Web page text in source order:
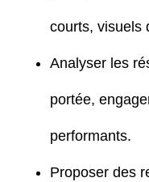
courts, visuels
Analyser les
portée,
performants.
Proposer des